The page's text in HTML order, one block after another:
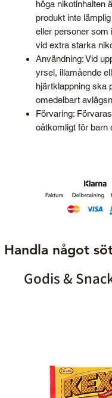
höga nikotinhalten
produkt inte
eller personer som
vid extra starka
Användning:Vid
yrsel, illamående
hjärtklappning ska
omedelbart
Förvaring:
oåtkomligt för barn
Handla något
Godis &